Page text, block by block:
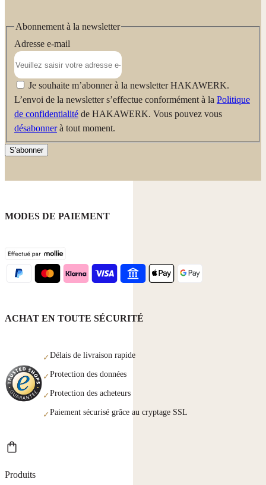
Abonnement à la newsletter
Adresse e-mail
Je souhaite m’abonner à la newsletter HAKAWERK.
L’envoi de la newsletter s’effectue conformément à la Politique
de confidentialité de HAKAWERK. Vous pouvez vous
désabonnerà tout moment.
S'abonner
MODES DE PAIEMENT
ACHAT EN TOUTE SÉCURITÉ
✓Délais de livraison rapide
✓Protection des données
✓Protection des acheteurs
✓Paiement sécurisé grâce au cryptage SSL
Produits